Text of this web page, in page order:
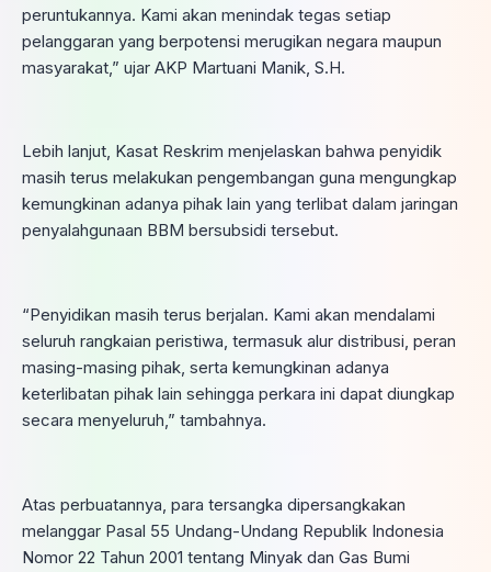
peruntukannya. Kami akan menindak tegas setiap
pelanggaran yang berpotensi merugikan negara maupun
masyarakat,” ujar AKP Martuani Manik, S.H.
Lebih lanjut, Kasat Reskrim menjelaskan bahwa penyidik
masih terus melakukan pengembangan guna mengungkap
kemungkinan adanya pihak lain yang terlibat dalam jaringan
penyalahgunaan BBM bersubsidi tersebut.
“Penyidikan masih terus berjalan. Kami akan mendalami
seluruh rangkaian peristiwa, termasuk alur distribusi, peran
masing-masing pihak, serta kemungkinan adanya
keterlibatan pihak lain sehingga perkara ini dapat diungkap
secara menyeluruh,” tambahnya.
Atas perbuatannya, para tersangka dipersangkakan
melanggar Pasal 55 Undang-Undang Republik Indonesia
Nomor 22 Tahun 2001 tentang Minyak dan Gas Bumi